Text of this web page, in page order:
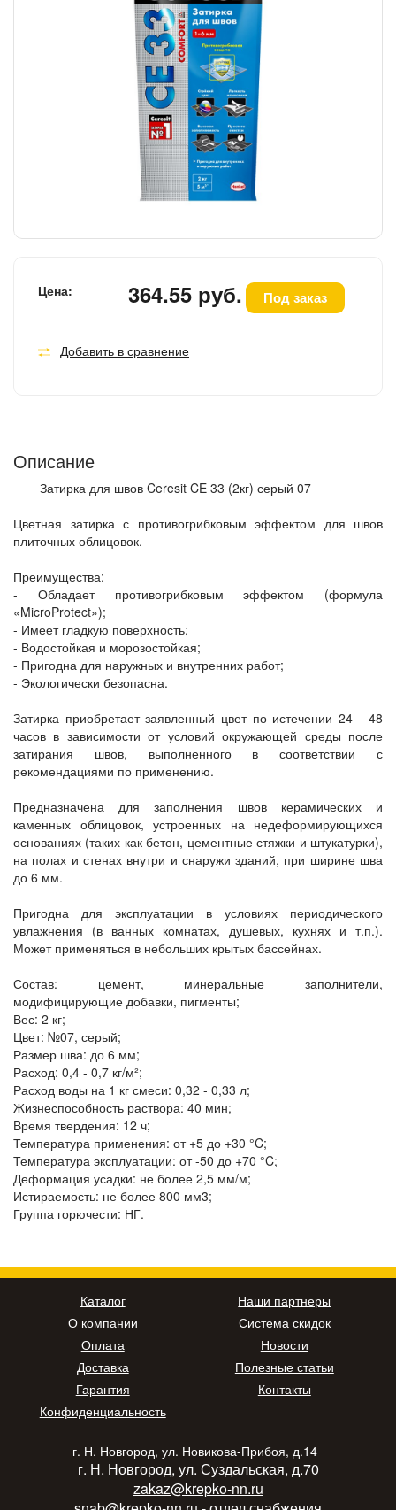
Цена: 364.55 руб. Под заказ
Добавить в сравнение
Описание
Затирка для швов Ceresit CE 33 (2кг) серый 07
Цветная затирка с противогрибковым эффектом для швов
плиточных облицовок.
Преимущества:
- Обладает противогрибковым эффектом (формула
«MicroProtect»);
- Имеет гладкую поверхность;
- Водостойкая и морозостойкая;
- Пригодна для наружных и внутренних работ;
- Экологически безопасна.
Затирка приобретает заявленный цвет по истечении 24 - 48
часов в зависимости от условий окружающей среды после
затирания швов, выполненного в соответствии с
рекомендациями по применению.
Предназначена для заполнения швов керамических и
каменных облицовок, устроенных на недеформирующихся
основаниях (таких как бетон, цементные стяжки и штукатурки),
на полах и стенах внутри и снаружи зданий, при ширине шва
до 6 мм.
Пригодна для эксплуатации в условиях периодического
увлажнения (в ванных комнатах, душевых, кухнях и т.п.).
Может применяться в небольших крытых бассейнах.
Состав: цемент, минеральные заполнители,
модифицирующие добавки, пигменты;
Вес: 2 кг;
Цвет: №07, серый;
Размер шва: до 6 мм;
Расход: 0,4 - 0,7 кг/м²;
Расход воды на 1 кг смеси: 0,32 - 0,33 л;
Жизнеспособность раствора: 40 мин;
Время твердения: 12 ч;
Температура применения: от +5 до +30 °C;
Температура эксплуатации: от -50 до +70 °C;
Деформация усадки: не более 2,5 мм/м;
Истираемость: не более 800 мм3;
Группа горючести: НГ.
Каталог
О компании
Оплата
Доставка
Гарантия
Конфиденциальность
Наши партнеры
Система скидок
Новости
Полезные статьи
Контакты
г. Н. Новгород, ул. Новикова-Прибоя, д.14
г. Н. Новгород, ул. Суздальская, д.70
zakaz@krepko-nn.ru